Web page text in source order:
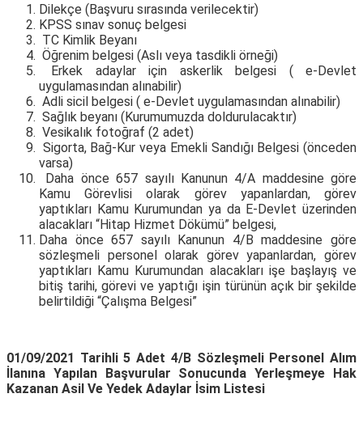
Dilekçe (Başvuru sırasında verilecektir)
KPSS sınav sonuç belgesi
TC Kimlik Beyanı
Öğrenim belgesi (Aslı veya tasdikli örneği)
Erkek adaylar için askerlik belgesi ( e-Devlet
uygulamasından alınabilir)
Adli sicil belgesi ( e-Devlet uygulamasından alınabilir)
Sağlık beyanı (Kurumumuzda doldurulacaktır)
Vesikalık fotoğraf (2 adet)
Sigorta, Bağ-Kur veya Emekli Sandığı Belgesi (önceden
varsa)
Daha önce 657 sayılı Kanunun 4/A maddesine göre
Kamu Görevlisi olarak görev yapanlardan, görev
yaptıkları Kamu Kurumundan ya da E-Devlet üzerinden
alacakları “Hitap Hizmet Dökümü” belgesi,
Daha önce 657 sayılı Kanunun 4/B maddesine göre
sözleşmeli personel olarak görev yapanlardan, görev
yaptıkları Kamu Kurumundan alacakları işe başlayış ve
bitiş tarihi, görevi ve yaptığı işin türünün açık bir şekilde
belirtildiği “Çalışma Belgesi”
01/09/2021 Tarihli 5 Adet 4/B Sözleşmeli Personel Alım
İlanına Yapılan Başvurular Sonucunda Yerleşmeye Hak
Kazanan Asil Ve Yedek Adaylar İsim Listesi